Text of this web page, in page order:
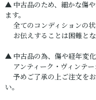
▲ 中古品のため、細かな傷
ます。
全てのコンディションの
お伝えすることは困難とな
▲ 中古品の為、傷や経年変化
アンティーク・ヴィンテ
予めご了承の上ご注文を
い。